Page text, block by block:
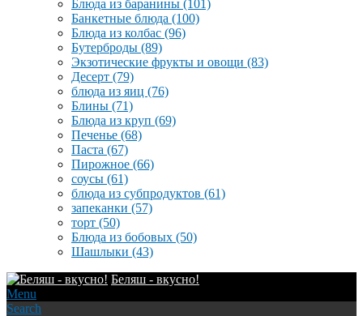
Блюда из баранины (101)
Банкетные блюда (100)
Блюда из колбас (96)
Бутерброды (89)
Экзотические фрукты и овощи (83)
Десерт (79)
блюда из яиц (76)
Блины (71)
Блюда из круп (69)
Печенье (68)
Паста (67)
Пирожное (66)
соусы (61)
блюда из субпродуктов (61)
запеканки (57)
торт (50)
Блюда из бобовых (50)
Шашлыки (43)
Беляш - вкусно!
Menu
Search